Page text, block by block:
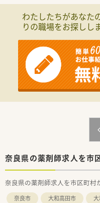
■門前にあるやわらぎ
形外科、小児科の処方
■1日あたりの処方箋応
剤師になることは絶
【想定される業務内容】
■処方箋に基づいた正
格な監査、および患者
■内科から小児科、整
れながら、1,200品目
■投薬時に簡単なメモ
■近隣エリアに多数の
応援体制が非常に強く
全員を「さん」で呼び
わたしたちがあなた
りの職場をお探しし
奈良県の薬剤師求人を市
奈良県の薬剤師求人を市区町村
奈良市 大和高田市